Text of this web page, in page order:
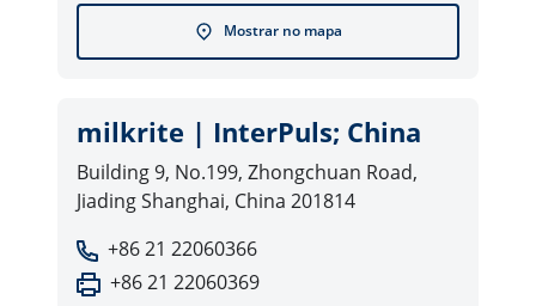
Mostrar no mapa
milkrite | InterPuls; China
Building 9, No.199, Zhongchuan Road,
Jiading Shanghai, China 201814
+86 21 22060366
+86 21 22060369